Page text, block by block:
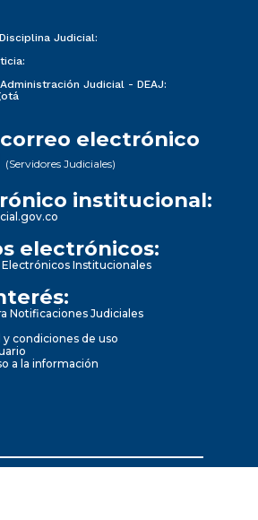
Judicial:
Judicial - DEAJ:
electrónico
(Servidores Judiciales)
institucional:
electrónicos:
Institucionales
Notificaciones Judiciales
condiciones de uso
a la información